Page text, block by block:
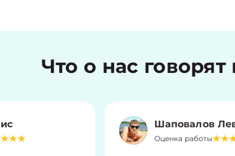
Что о нас
Шаповалов
Оценка работы